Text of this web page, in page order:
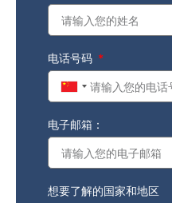
电话号码
China
电子邮箱：
想要了解的国家和地区